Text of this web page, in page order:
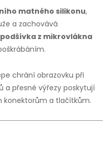
matného silikonu,
a zachovává
z mikrovlákna
chrání obrazovku při
a přesné výřezy poskytují
konektorům a tlačítkům.